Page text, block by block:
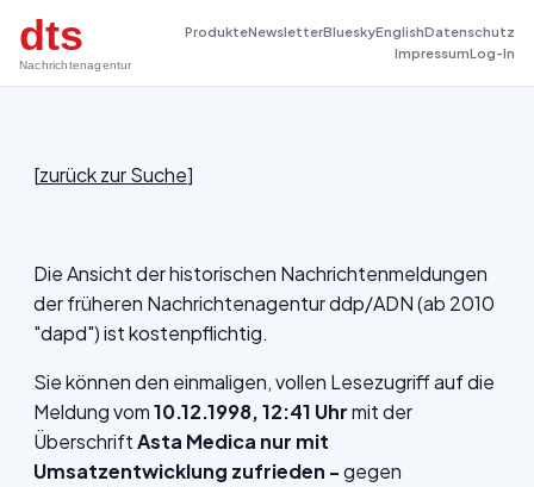
dts
Nachrichtenagentur
ProdukteNewsletterBlueskyEnglishDatenschutz
ImpressumLog-In
[zurück zur Suche]
Die Ansicht der historischen Nachrichtenmeldungen
der früheren Nachrichtenagentur ddp/ADN (ab 2010
"dapd") ist kostenpflichtig.
Sie können den einmaligen, vollen Lesezugriff auf die
Meldung vom10.12.1998, 12:41 Uhrmit der
ÜberschriftAsta Medica nur mit
Umsatzentwicklung zufrieden -gegen